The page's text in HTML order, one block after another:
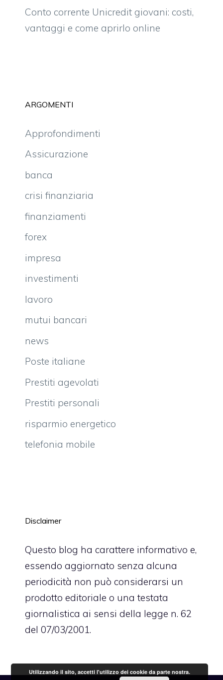
Conto corrente Unicredit giovani: costi,
vantaggi e come aprirlo online
ARGOMENTI
Approfondimenti
Assicurazione
banca
crisi finanziaria
finanziamenti
forex
impresa
investimenti
lavoro
mutui bancari
news
Poste italiane
Prestiti agevolati
Prestiti personali
risparmio energetico
telefonia mobile
Disclaimer
Questo blog ha carattere informativo e,
essendo aggiornato senza alcuna
periodicità non può considerarsi un
prodotto editoriale o una testata
giornalistica ai sensi della legge n. 62
del 07/03/2001.
Utilizzando il sito, accetti l'utilizzo dei cookie da parte nostra.